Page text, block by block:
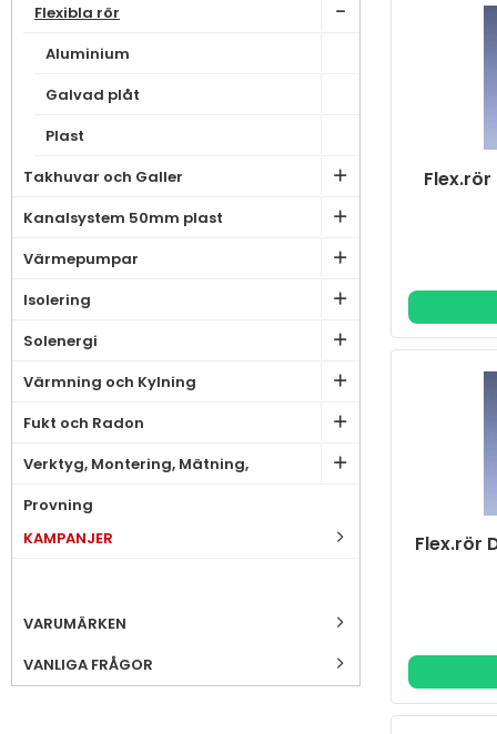
Flexibla rör
Aluminium
Galvad plåt
Plast
Takhuvar och Galler
Kanalsystem 50mm plast
Värmepumpar
Isolering
Solenergi
Värmning och Kylning
Fukt och Radon
Verktyg, Montering, Mätning,
Provning
KAMPANJER
VARUMÄRKEN
VANLIGA FRÅGOR
Flex.rör